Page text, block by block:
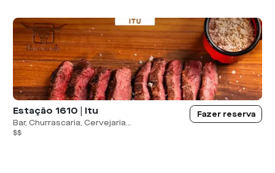
Estação 1610 | Itu
Bar, Churrascaria, Cervejaria...
$$
Fazer reserva